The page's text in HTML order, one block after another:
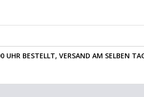
UHR BESTELLT, VERSAND AM SELBEN